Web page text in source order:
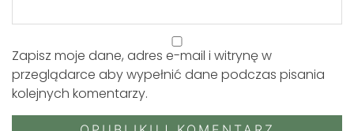
Zapisz moje dane, adres e-mail i witrynę w
przeglądarce aby wypełnić dane podczas pisania
kolejnych komentarzy.